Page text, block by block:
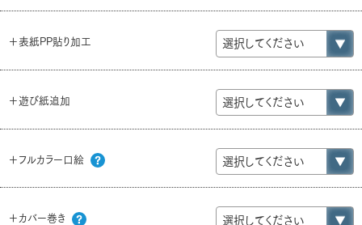
＋表紙PP貼り加工
＋遊び紙追加
＋フルカラー口絵
＋カバー巻き